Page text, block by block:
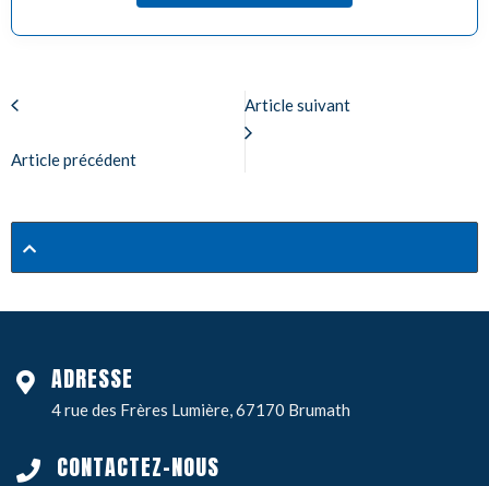
Article précédent
Article suivant
ADRESSE
4 rue des Frères Lumière, 67170 Brumath
CONTACTEZ-NOUS